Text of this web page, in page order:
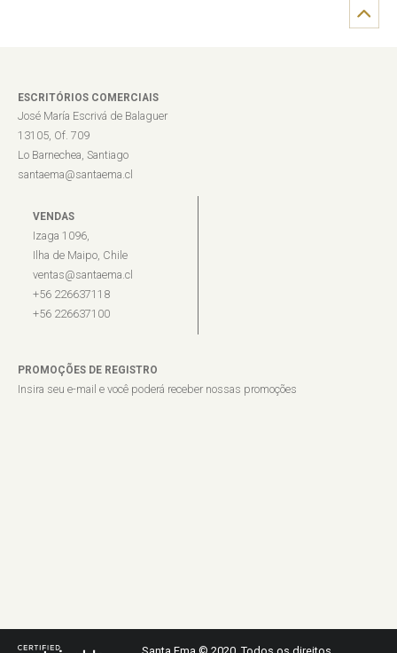
ESCRITÓRIOS COMERCIAIS
José María Escrivá de Balaguer
13105, Of. 709
Lo Barnechea, Santiago
santaema@santaema.cl
VENDAS
Izaga 1096,
Ilha de Maipo, Chile
ventas@santaema.cl
+56 226637118
+56 226637100
PROMOÇÕES DE REGISTRO
Insira seu e-mail e você poderá receber nossas promoções